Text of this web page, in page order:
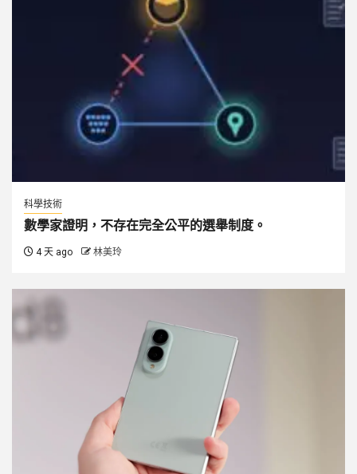
科學技術
數學家證明，不存在完全公平的選舉制度。
4 天 ago 林美玲